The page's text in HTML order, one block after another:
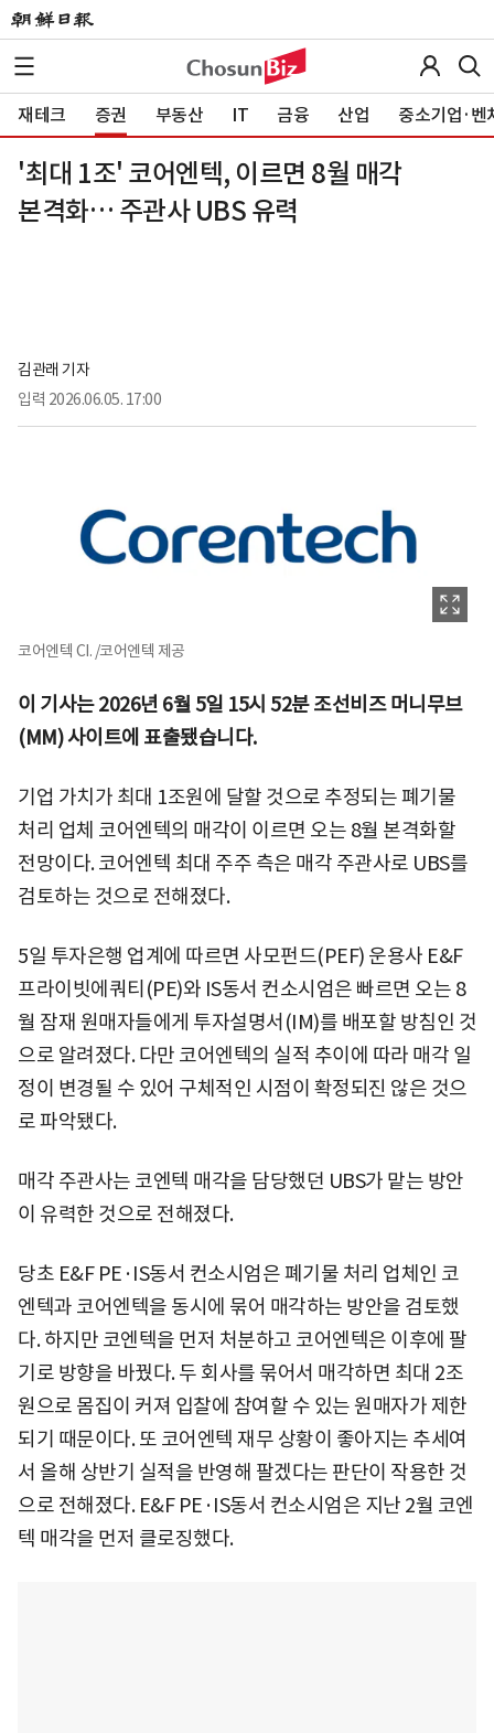
재테크 증권 부동산 IT 금융 산업 중소기업·벤
'최대 1조' 코어엔텍, 이르면 8월 매각
본격화… 주관사 UBS 유력
김관래 기자
입력 2026.06.05. 17:00
코어엔텍 CI. /코어엔텍 제공
이 기사는 2026년 6월 5일 15시 52분 조선비즈 머니무브
(MM) 사이트에 표출됐습니다.
기업 가치가 최대 1조원에 달할 것으로 추정되는 폐기물
처리 업체 코어엔텍의 매각이 이르면 오는 8월 본격화할
전망이다. 코어엔텍 최대 주주 측은 매각 주관사로 UBS를
검토하는 것으로 전해졌다.
5일 투자은행 업계에 따르면 사모펀드(PEF) 운용사 E&F
프라이빗에쿼티(PE)와 IS동서 컨소시엄은 빠르면 오는 8
월 잠재 원매자들에게 투자설명서(IM)를 배포할 방침인 것
으로 알려졌다. 다만 코어엔텍의 실적 추이에 따라 매각 일
정이 변경될 수 있어 구체적인 시점이 확정되진 않은 것으
로 파악됐다.
매각 주관사는 코엔텍 매각을 담당했던 UBS가 맡는 방안
이 유력한 것으로 전해졌다.
당초 E&F PE·IS동서 컨소시엄은 폐기물 처리 업체인 코
엔텍과 코어엔텍을 동시에 묶어 매각하는 방안을 검토했
다. 하지만 코엔텍을 먼저 처분하고 코어엔텍은 이후에 팔
기로 방향을 바꿨다. 두 회사를 묶어서 매각하면 최대 2조
원으로 몸집이 커져 입찰에 참여할 수 있는 원매자가 제한
되기 때문이다. 또 코어엔텍 재무 상황이 좋아지는 추세여
서 올해 상반기 실적을 반영해 팔겠다는 판단이 작용한 것
으로 전해졌다. E&F PE·IS동서 컨소시엄은 지난 2월 코엔
텍 매각을 먼저 클로징했다.